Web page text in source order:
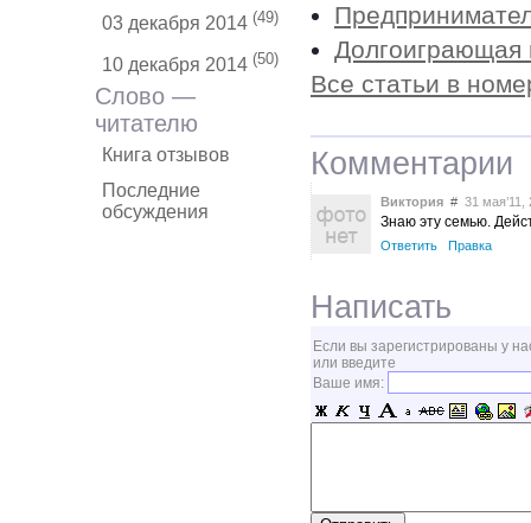
03 декабря 2014 (49)
10 декабря 2014 (50)
Слово —
читателю
Книга отзывов
Последние
обсуждения
Долгоиграющая
Все статьи в
Комментарии
Виктория # 31 мая’11,
Знаю эту семью.
Ответить Правка
Написать
Если вы зарегистрированы у
или введите
Ваше имя: